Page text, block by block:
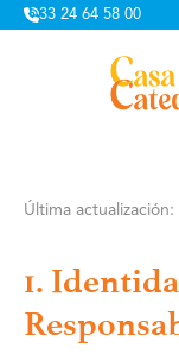
33 24 64 58 00
Última
1.